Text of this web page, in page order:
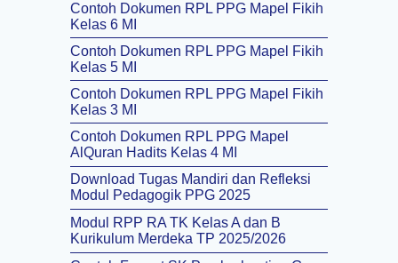
Contoh Dokumen RPL PPG Mapel Fikih
Kelas 6 MI
Contoh Dokumen RPL PPG Mapel Fikih
Kelas 5 MI
Contoh Dokumen RPL PPG Mapel Fikih
Kelas 3 MI
Contoh Dokumen RPL PPG Mapel
AlQuran Hadits Kelas 4 MI
Download Tugas Mandiri dan Refleksi
Modul Pedagogik PPG 2025
Modul RPP RA TK Kelas A dan B
Kurikulum Merdeka TP 2025/2026